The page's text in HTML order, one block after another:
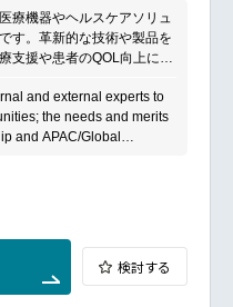
essential functionsOther
without accommodation.
療機器やヘルスケアソリュ
す。革新的な技術や製品を
支援や患者のQOL向上に貢
向上を支援するサービスも
and external experts to
the needs and merits
and APAC/Global
teams include in-
but not limited to
of the business case and
internal functions/projects,
of interesting
検討する